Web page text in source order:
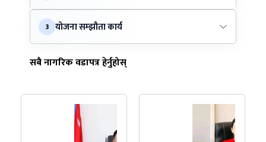
3 योजना सम्झौता कार्य
सबै नागरिक वडापत्र हेर्नुहोस्